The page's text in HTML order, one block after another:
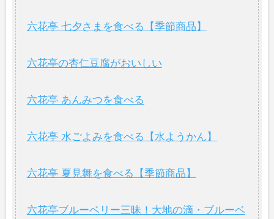
六花亭 七夕さまを食べる【季節商品】
六花亭の杏仁豆腐がおいしい
六花亭 あんみつを食べる
六花亭 水ごよみを食べる【水ようかん】
六花亭 夏見舞を食べる【季節商品】
六花亭ブルーベリー三昧！大地の滴・ブルーベ